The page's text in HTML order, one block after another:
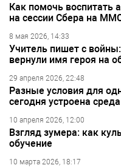
Как помочь воспитать
на сессии Сбера на
8 мая 2026, 14:33
Учитель пишет с
вернули имя героя на
29 апреля 2026, 22:48
Разные условия для
сегодня устроена
10 апреля 2026, 12:00
Взгляд зумера: как
обучение
10 марта 2026, 18:17